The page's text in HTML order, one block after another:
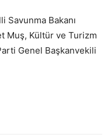
Savunma Bakanı
Muş, Kültür ve Turizm
Genel Başkanvekili